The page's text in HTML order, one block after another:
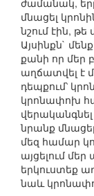
ժամանակ,
մնացել
նշում էին,
Այսինքն`
քանի որ մեր
աղճատվել է
դեպքում՝
կրոնափոխ
նրանք
մեզ համար
այցելում
երկուստեք
նաև